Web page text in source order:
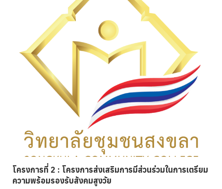
โครงการที่ 2 : โครงการส่งเสริมการมีส่วนร่วมในการเตรียม
ความพร้อมรองรับสังคมสูงวัย